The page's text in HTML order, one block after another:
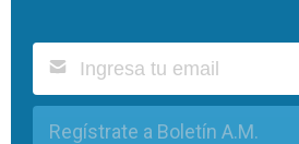
Regístrate a Boletín A.M.